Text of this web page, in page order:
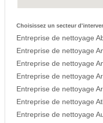
Choisissez un secteur
Entreprise de nettoyage
Entreprise de nettoyage
Entreprise de nettoyage
Entreprise de nettoyage
Entreprise de nettoyage
Entreprise de nettoyage
Entreprise de nettoyage